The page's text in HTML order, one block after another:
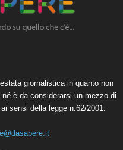
giornalistica in quanto non
è da considerarsi un mezzo di
sensi della legge n.62/2001.